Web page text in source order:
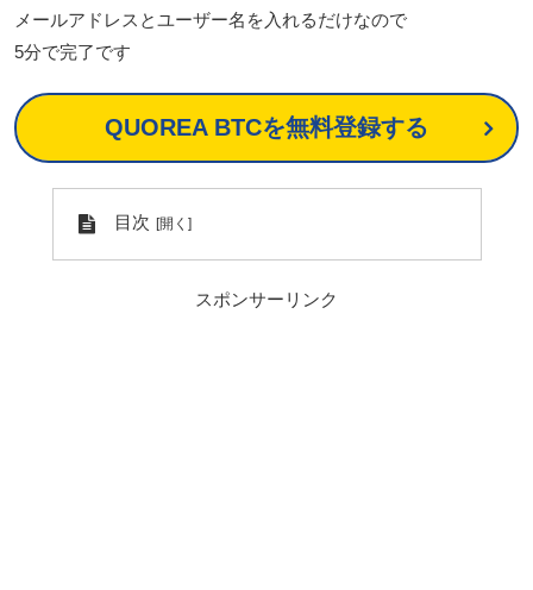
メールアドレスとユーザー名を入れるだけなので
5分で完了です
QUOREA BTCを無料登録する
目次
スポンサーリンク